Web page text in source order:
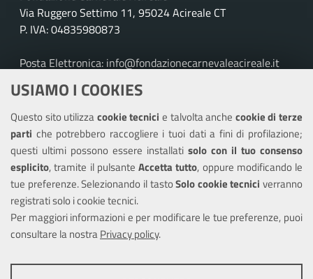
USIAMO I COOKIES
Questo sito utilizzacookie tecnicie talvolta anche cookie di terze
parti che potrebbero raccogliere i tuoi dati a fini di profilazione;
questi ultimi possono essere installati solo con il tuo consenso
esplicito, tramite il pulsante Accetta tutto, oppure modificando le
tue preferenze. Selezionando il tastoSolo cookie tecnici verranno
registrati solo i cookie tecnici.
Per maggiori informazioni e per modificare le tue preferenze, puoi
consultare la nostraPrivacy policy.
Via Ruggero Settimo 11, 95024 Acireale CT
P. IVA: 04835980873
Posta Elettronica: info@fondazionecarnevaleacireale.it
Leggi le FAQ
Amministrazione trasparente
Informativa privacy
Note legali
Dichiarazione di accessibilità